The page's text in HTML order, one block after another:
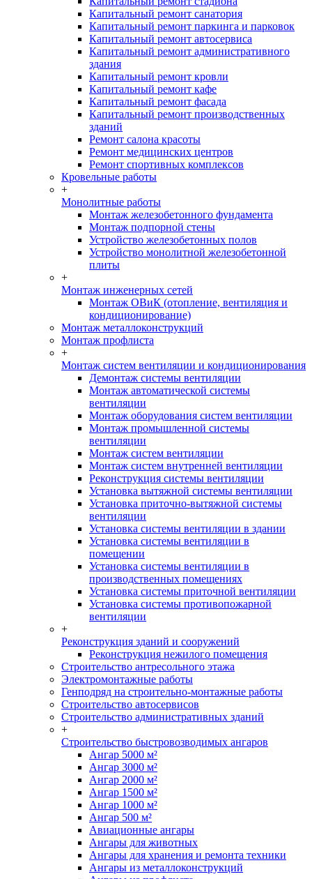
Капитальный ремонт санатория
Капитальный ремонт паркинга и парковок
Капитальный ремонт автосервиса
Капитальный ремонт административного
здания
Капитальный ремонт кровли
Капитальный ремонт кафе
Капитальный ремонт фасада
Капитальный ремонт производственных
зданий
Ремонт салона красоты
Ремонт медицинских центров
Ремонт спортивных комплексов
Кровельные работы
+
Монолитные работы
Монтаж железобетонного фундамента
Монтаж подпорной стены
Устройство железобетонных полов
Устройство монолитной железобетонной
плиты
+
Монтаж инженерных сетей
Монтаж ОВиК (отопление, вентиляция и
кондиционирование)
Монтаж металлоконструкций
Монтаж профлиста
+
Монтаж систем вентиляции и кондиционирования
Демонтаж системы вентиляции
Монтаж автоматической системы
вентиляции
Монтаж оборудования систем вентиляции
Монтаж промышленной системы
вентиляции
Монтаж систем вентиляции
Монтаж систем внутренней вентиляции
Реконструкция системы вентиляции
Установка вытяжной системы вентиляции
Установка приточно-вытяжной системы
вентиляции
Установка системы вентиляции в здании
Установка системы вентиляции в
помещении
Установка системы вентиляции в
производственных помещениях
Установка системы приточной вентиляции
Установка системы противопожарной
вентиляции
+
Реконструкция зданий и сооружений
Реконструкция нежилого помещения
Строительство антресольного этажа
Электромонтажные работы
Генподряд на строительно-монтажные работы
Строительство автосервисов
Строительство административных зданий
+
Строительство быстровозводимых ангаров
Ангар 5000 м²
Ангар 3000 м²
Ангар 2000 м²
Ангар 1500 м²
Ангар 1000 м²
Ангар 500 м²
Авиационные ангары
Ангары для животных
Ангары для хранения и ремонта техники
Ангары из металлоконструкций